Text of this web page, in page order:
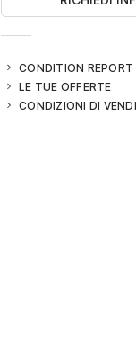
CONDITION REPORT
LE TUE OFFERTE
CONDIZIONI DI